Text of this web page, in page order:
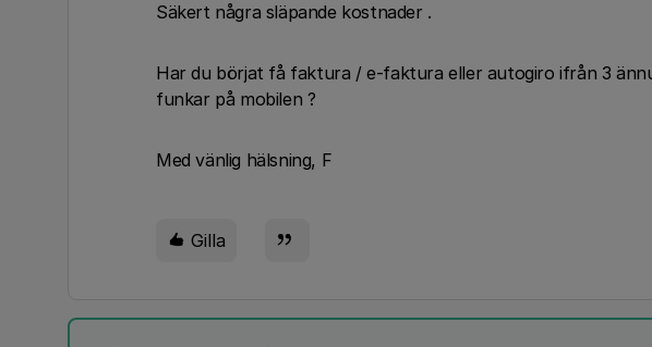
Säkert några släpande kostnader .
Har du börjat få faktura / e-faktura eller autogiro ifrån 3
funkar på mobilen ?
Med vänlig hälsning, F
Gilla